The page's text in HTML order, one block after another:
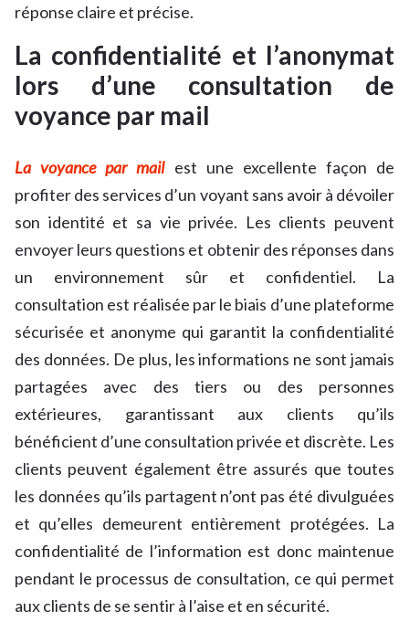
réponse claire et précise.
La confidentialité et l’anonymat
lors d’une consultation de
voyance par mail
La voyance par mailest une excellente façon de
profiter des services d’un voyant sans avoir à dévoiler
son identité et sa vie privée. Les clients peuvent
envoyer leurs questions et obtenir des réponses dans
un environnement sûr et confidentiel. La
consultation est réalisée par le biais d’une plateforme
sécurisée et anonyme qui garantit la confidentialité
des données. De plus, les informations ne sont jamais
partagées avec des tiers ou des personnes
extérieures, garantissant aux clients qu’ils
bénéficient d’une consultation privée et discrète. Les
clients peuvent également être assurés que toutes
les données qu’ils partagent n’ont pas été divulguées
et qu’elles demeurent entièrement protégées. La
confidentialité de l’information est donc maintenue
pendant le processus de consultation, ce qui permet
aux clients de se sentir à l’aise et en sécurité.